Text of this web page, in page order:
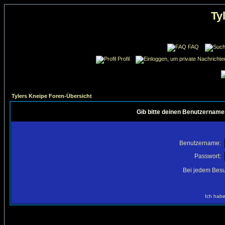
FAQ
Profil
Tylers Kneipe Foren-Übersicht
Gib bitte deinen
Benutzername:
Passwort:
Bei jedem
Ich